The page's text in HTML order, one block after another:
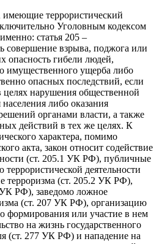
имеющие террористический
Уголовным кодексом
статья 205 –
совершение взрыва, поджога или
опасность гибели людей,
имущественного ущерба либо
опасных последствий, если
целях нарушения общественной
либо оказания
органами власти, а также
действий в тех же целях. К
характера, помимо
акта, закон относит содействие
(ст. 205.1 УК РФ), публичные
деятельности
терроризма (ст. 205.2 УК РФ),
УК РФ), заведомо ложное
(ст. 207 УК РФ), организацию
формирования или участие в нем
на жизнь государственного
(ст. 277 УК РФ) и нападение на